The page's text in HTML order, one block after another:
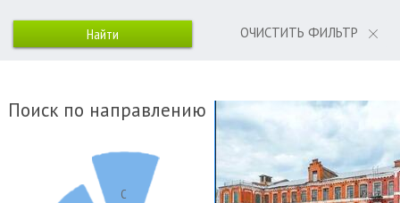
ОЧИСТИТЬ ФИЛЬТР
Поиск по направлению
С